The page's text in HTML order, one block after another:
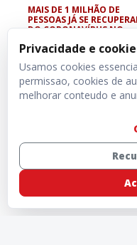
MAIS DE 1 MILHÃO DE
PESSOAS JÁ SE
DO CORONAVÍRUS NO
Privacidade e
Usamos cookies
permissao, cookies de
melhorar conteudo e